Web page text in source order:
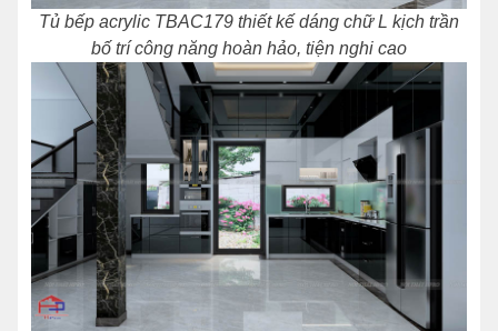
Tủ bếp acrylic TBAC179 thiết kế dáng chữ L kịch trần
bố trí công năng hoàn hảo, tiện nghi cao